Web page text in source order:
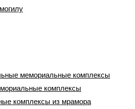
мемориальные комплексы
комплексы
комплексы из мрамора